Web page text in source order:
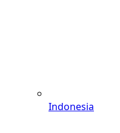
Indonesia